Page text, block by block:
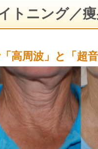
トニング／
「高周波」と「超